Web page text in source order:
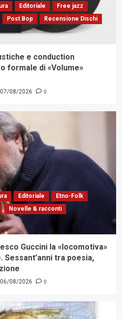
Editoriale
Free jazz
Post Bop
Recensione Dischi
e conduction
formale di «Volume»
07/08/2026 0
Editoriale
Etno-Folk
Novelle & racconti
Guccini la «locomotiva»
Sessant’anni tra poesia,
06/08/2026 0